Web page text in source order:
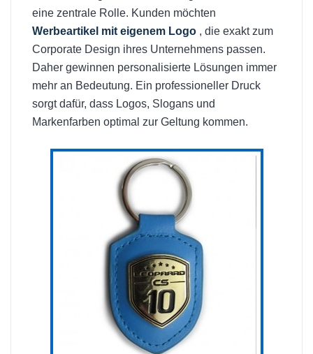
eine zentrale Rolle. Kunden möchten
Werbeartikel mit eigenem Logo , die exakt zum
Corporate Design ihres Unternehmens passen.
Daher gewinnen personalisierte Lösungen immer
mehr an Bedeutung. Ein professioneller Druck
sorgt dafür, dass Logos, Slogans und
Markenfarben optimal zur Geltung kommen.